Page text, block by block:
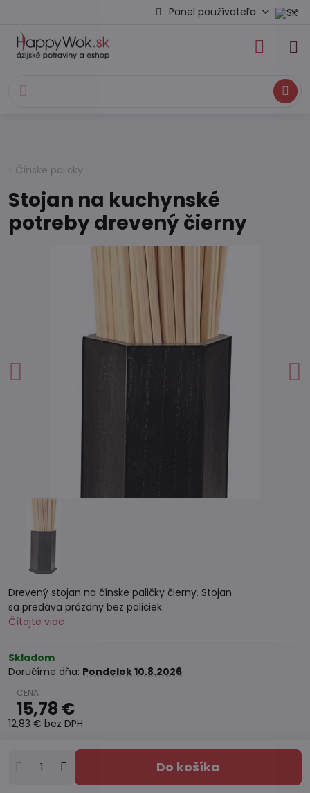
Panel používateľa
Hľadať
Čínske paličky
Stojan na kuchynské
potreby drevený čierny
Drevený stojan na čínske paličky čierny. Stojan
sa predáva prázdny bez paličiek.
Čítajte viac
Skladom
Doručíme dňa: Pondelok10.8.2026
15,78 €
12,83 € bez DPH
Do košíka